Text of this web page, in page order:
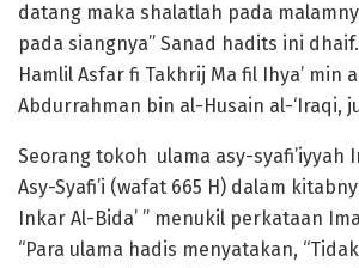
datang maka shalatlah pada
pada siangnya” Sanad hadits ini
Hamlil Asfar fi Takhrij Ma fil Ihya’ min
Abdurrahman bin al-Husain al-‘Iraqi,
Seorang tokoh ulama asy-syafi’iyyah
Asy-Syafi’i (wafat 665 H) dalam
Inkar Al-Bida’ ” menukil perkataan
“Para ulama hadis menyatakan,